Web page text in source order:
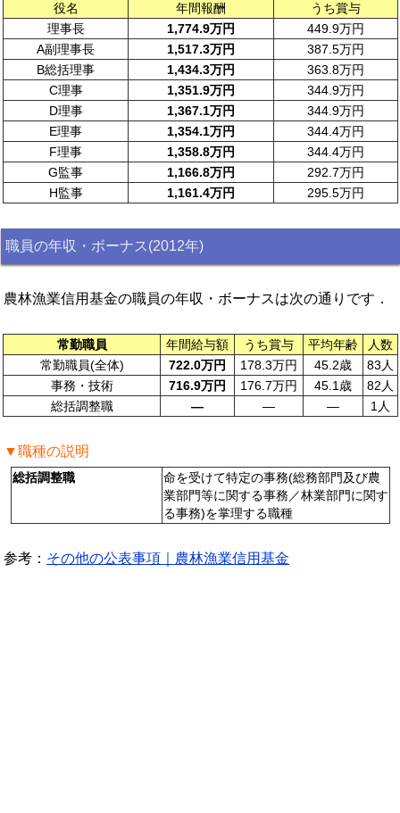
役名 年間報酬
うち賞与
理事長
1,774.9万円
449.9万円
A副理事長
1,517.3万円
387.5万円
B総括理事
1,434.3万円
363.8万円
C理事
1,351.9万円
344.9万円
D理事
1,367.1万円
344.9万円
E理事
1,354.1万円
344.4万円
F理事
1,358.8万円
344.4万円
G監事
1,166.8万円
292.7万円
H監事
1,161.4万円 295.5万円
職員の年収・ボーナス(2012年)
農林漁業信用基金の職員の年収・ボーナスは次の通りです．
常勤職員 年間給与額 うち賞与 平均年齢
人数
常勤職員(全体)
722.0万円 178.3万円 45.2歳
83人
事務・技術
716.9万円 176.7万円 45.1歳
82人
総括調整職
— — — 1人
▼職種の説明
総括調整職
命を受けて特定の事務(総務部門及び農
業部門等に関する事務／林業部門に関す
る事務)を掌理する職種
参考： その他の公表事項｜農林漁業信用基金